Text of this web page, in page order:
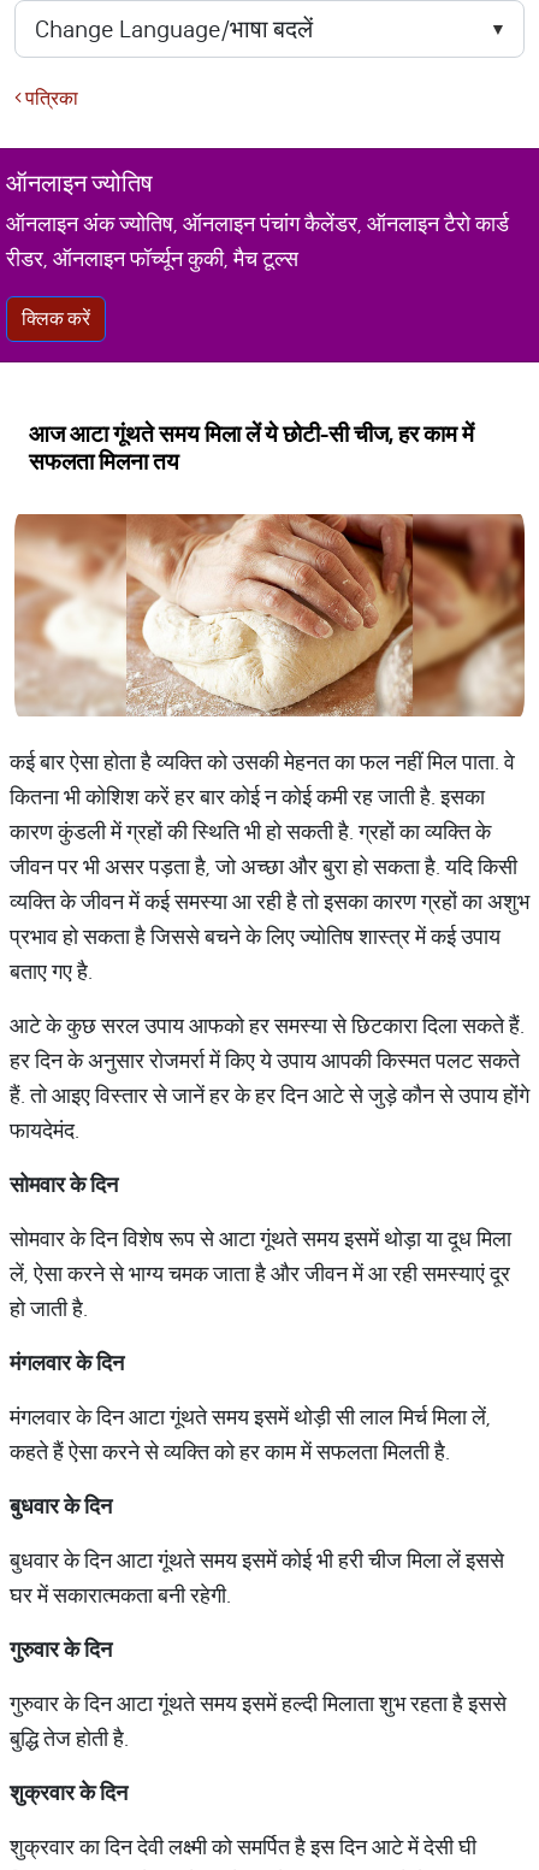
पत्रिका
ऑनलाइन ज्योतिष
ऑनलाइन अंक ज्योतिष, ऑनलाइन पंचांग कैलेंडर, ऑनलाइन टैरो कार्ड
रीडर, ऑनलाइन फॉर्च्यून कुकी, मैच टूल्स
क्लिक करें
आज आटा गूंथते समय मिला लें ये छोटी-सी चीज, हर काम में
सफलता मिलना तय
कई बार ऐसा होता है व्यक्ति को उसकी मेहनत का फल नहीं मिल पाता. वे
कितना भी कोशिश करें हर बार कोई न कोई कमी रह जाती है. इसका
कारण कुंडली में ग्रहों की स्थिति भी हो सकती है. ग्रहों का व्यक्ति के
जीवन पर भी असर पड़ता है, जो अच्छा और बुरा हो सकता है. यदि किसी
व्यक्ति के जीवन में कई समस्या आ रही है तो इसका कारण ग्रहों का अशुभ
प्रभाव हो सकता है जिससे बचने के लिए ज्योतिष शास्त्र में कई उपाय
बताए गए है.
आटे के कुछ सरल उपाय आफको हर समस्या से छिटकारा दिला सकते हैं.
हर दिन के अनुसार रोजमर्रा में किए ये उपाय आपकी किस्मत पलट सकते
हैं. तो आइए विस्तार से जानें हर के हर दिन आटे से जुड़े कौन से उपाय होंगे
फायदेमंद.
सोमवारकेदिन
सोमवार के दिन विशेष रूप से आटा गूंथते समय इसमें थोड़ा या दूध मिला
लें, ऐसा करने से भाग्य चमक जाता है और जीवन में आ रही समस्याएं दूर
हो जाती है.
मंगलवारकेदिन
मंगलवार के दिन आटा गूंथते समय इसमें थोड़ी सी लाल मिर्च मिला लें,
कहते हैं ऐसा करने से व्यक्ति को हर काम में सफलता मिलती है.
बुधवारकेदिन
बुधवार के दिन आटा गूंथते समय इसमें कोई भी हरी चीज मिला लें इससे
घर में सकारात्मकता बनी रहेगी.
गुरुवारकेदिन
गुरुवार के दिन आटा गूंथते समय इसमें हल्दी मिलाता शुभ रहता है इससे
बुद्धि तेज होती है.
शुक्रवारकेदिन
शुक्रवार का दिन देवी लक्ष्मी को समर्पित है इस दिन आटे में देसी घी